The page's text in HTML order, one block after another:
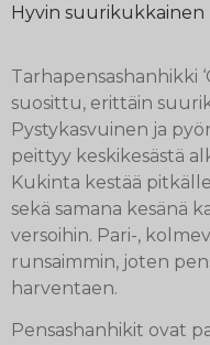
Hyvin suurikukkainen
Tarhapensashanhikki
suosittu, erittäin
Pystykasvuinen ja
peittyy keskikesästä
Kukinta kestää
sekä samana kesänä
versoihin. Pari-,
runsaimmin, joten
harventaen.
Pensashanhikit ovat